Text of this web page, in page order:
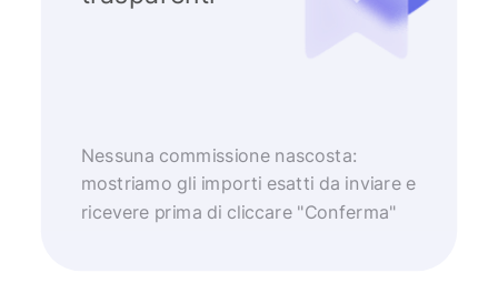
Nessuna commissione nascosta:
mostriamo gli importi esatti da inviare e
ricevere prima di cliccare "Conferma"